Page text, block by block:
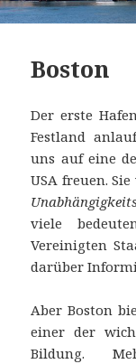
Boston
Der erste
Festland
uns auf eine
USA freuen.
viele
Vereinigten
darüber
Aber Boston
einer der
Bildung.